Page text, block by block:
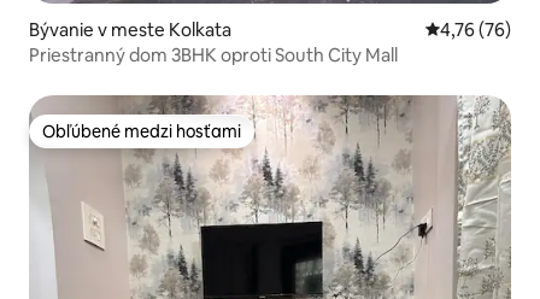
Bývanie v meste Kolkata Priemerné
4,76 (76)
Priestranný dom 3BHK oproti South City Mall
Obľúbené medzi hosťami
Obľúbené medzi hosťami